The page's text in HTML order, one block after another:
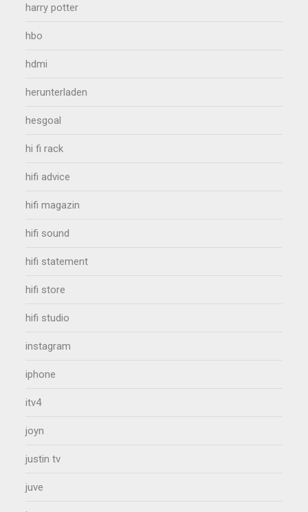
harry potter
hbo
hdmi
herunterladen
hesgoal
hi fi rack
hifi advice
hifi magazin
hifi sound
hifi statement
hifi store
hifi studio
instagram
iphone
itv4
joyn
justin tv
juve